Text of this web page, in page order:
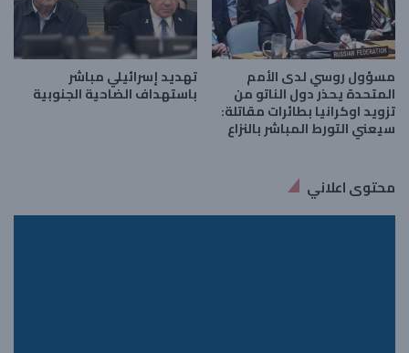
مسؤول روسي لدى الأمم
المتحدة يحذر دول الناتو من
تزويد اوكرانيا بطائرات مقاتلة:
سيعني التورط المباشر بالنزاع
تهديد إسرائيلي مباشر
باستهداف الضاحية الجنوبية
محتوى اعلاني